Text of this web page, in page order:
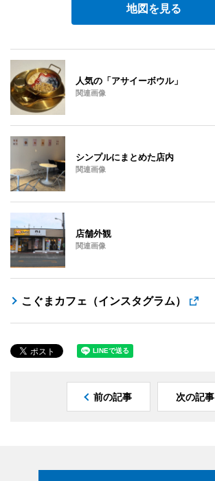
地図を見る
人気の「アサイーボウル」
関連画像
シンプルにまとめた店内
関連画像
店舗外観
関連画像
こぐまカフェ（インスタグラム）
前の記事 次の記事